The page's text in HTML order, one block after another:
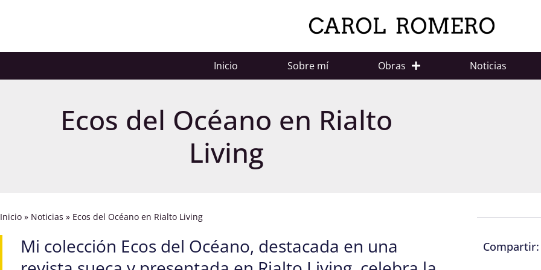
Inicio Sobre mí Obras Noticias
Ecos del Océano en Rialto
Living
Inicio » Noticias » Ecos del Océano en Rialto Living
Mi colección Ecos del Océano, destacada en una
Compartir: